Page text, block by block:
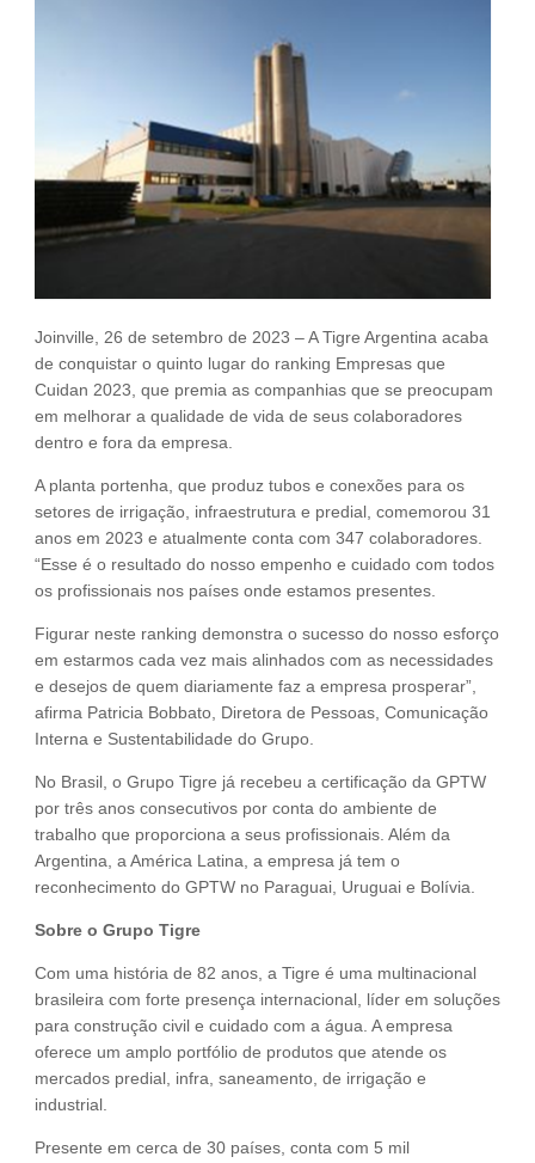
Joinville, 26 de setembro de 2023 – A Tigre Argentina acaba
de conquistar o quinto lugar do ranking Empresas que
Cuidan 2023, que premia as companhias que se preocupam
em melhorar a qualidade de vida de seus colaboradores
dentro e fora da empresa.
A planta portenha, que produz tubos e conexões para os
setores de irrigação, infraestrutura e predial, comemorou 31
anos em 2023 e atualmente conta com 347 colaboradores.
“Esse é o resultado do nosso empenho e cuidado com todos
os profissionais nos países onde estamos presentes.
Figurar neste ranking demonstra o sucesso do nosso esforço
em estarmos cada vez mais alinhados com as necessidades
e desejos de quem diariamente faz a empresa prosperar”,
afirma Patricia Bobbato, Diretora de Pessoas, Comunicação
Interna e Sustentabilidade do Grupo.
No Brasil, o Grupo Tigre já recebeu a certificação da GPTW
por três anos consecutivos por conta do ambiente de
trabalho que proporciona a seus profissionais. Além da
Argentina, a América Latina, a empresa já tem o
reconhecimento do GPTW no Paraguai, Uruguai e Bolívia.
Sobre o Grupo Tigre
Com uma história de 82 anos, a Tigre é uma multinacional
brasileira com forte presença internacional, líder em soluções
para construção civil e cuidado com a água. A empresa
oferece um amplo portfólio de produtos que atende os
mercados predial, infra, saneamento, de irrigação e
industrial.
Presente em cerca de 30 países, conta com 5 mil